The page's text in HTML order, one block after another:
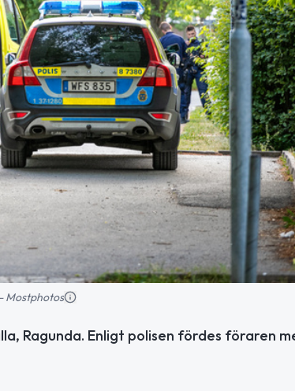
Mostphotos
Ragunda. Enligt polisen fördes föraren